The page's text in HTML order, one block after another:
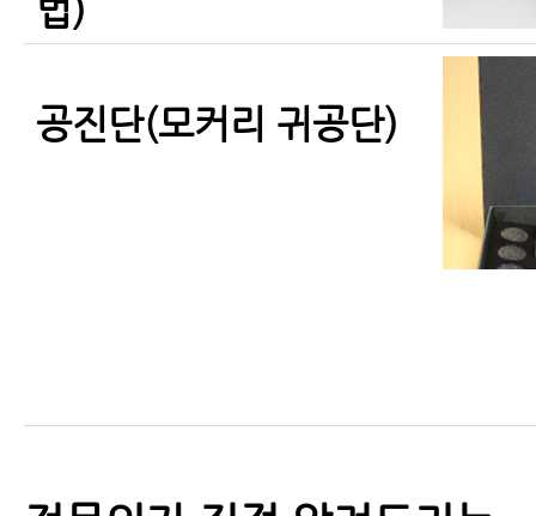
법)
공진단(모커리 귀공단)